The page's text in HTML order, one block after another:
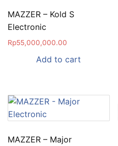
MAZZER – Kold S
Electronic
Rp55,000,000.00
Add to cart
MAZZER – Major